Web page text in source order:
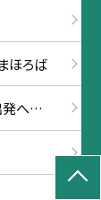
ほろば
発へ…